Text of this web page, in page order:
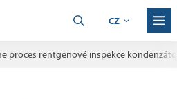
CZ
proces rentgenové inspekce